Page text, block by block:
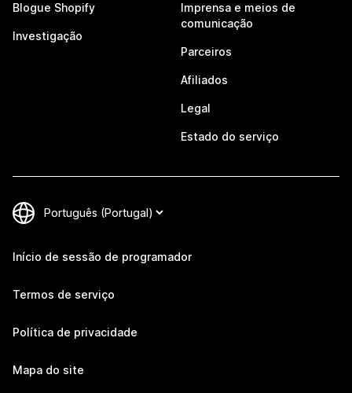
Blogue Shopify
Investigação
Imprensa e meios de
comunicação
Parceiros
Afiliados
Legal
Estado do serviço
Início de sessão de programador
Termos de serviço
Política de privacidade
Mapa do site